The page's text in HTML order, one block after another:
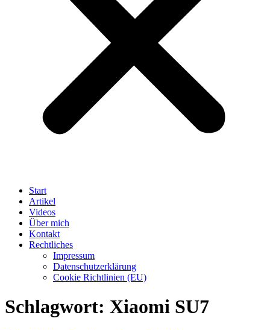
Start
Artikel
Videos
Über mich
Kontakt
Rechtliches
Impressum
Datenschutzerklärung
Cookie Richtlinien (EU)
Schlagwort: Xiaomi SU7